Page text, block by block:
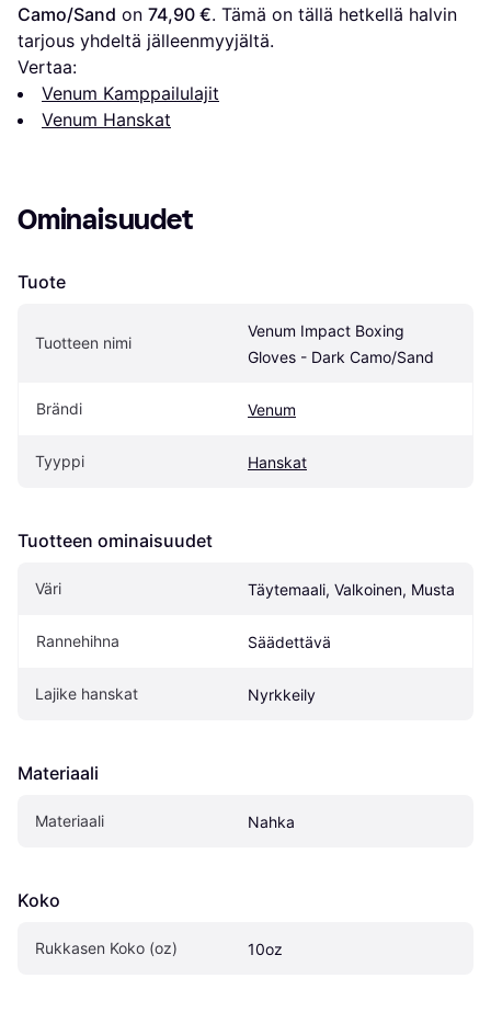
Camo/Sand on 74,90 €. Tämä on tällä hetkellä halvin
tarjous yhdeltä jälleenmyyjältä.
Vertaa:
Venum Kamppailulajit
Venum Hanskat
Ominaisuudet
Tuote
Tuotteen nimi
Venum Impact Boxing
Gloves - Dark Camo/Sand
Brändi Venum
Tyyppi Hanskat
Tuotteen ominaisuudet
Väri Täytemaali, Valkoinen, Musta
Rannehihna Säädettävä
Lajike hanskat Nyrkkeily
Materiaali
Materiaali Nahka
Koko
Rukkasen Koko (oz) 10oz